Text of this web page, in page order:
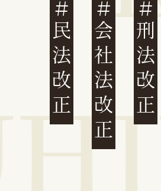
民法改正 会社法改正 刑法改正